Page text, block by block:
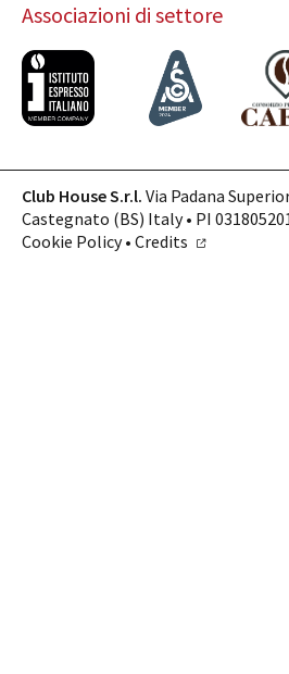
Catalogo
Finiture e Collezioni
Magazine
Azienda
Contatti
SHOP ONLINE
Associazioni di settore
Club House S.r.l. Via Padana
Castegnato (BS) Italy • PI
Cookie Policy• Credits